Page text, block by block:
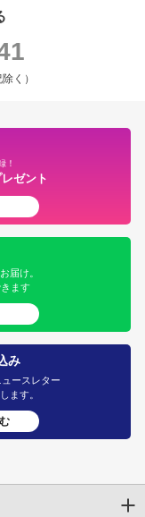
く）
！
ゼント
届け。
ます
み
ースレター
ます。